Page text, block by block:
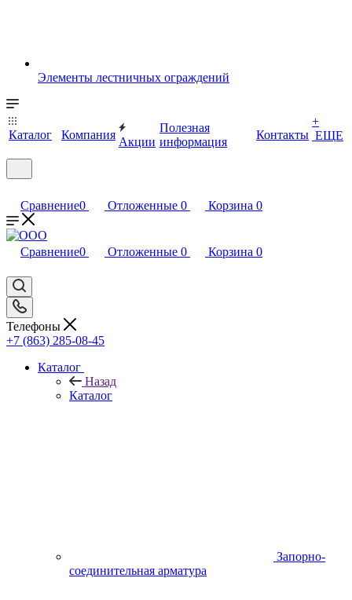
Элементы лестничных ограждений
Каталог Компания
Акции
Полезная
информация
Контакты
+
ЕЩЕ
Сравнение0 Отложенные 0 Корзина 0
Сравнение0 Отложенные 0 Корзина 0
Телефоны
+7 (863) 285-08-45
Каталог
Назад
Каталог
Запорно-
соединительная арматура